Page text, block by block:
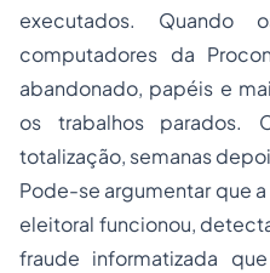
executados. Quando
computadores da
abandonado, papéis e
os trabalhos parados.
totalização, semanas
Pode-se argumentar que
eleitoral funcionou,
fraude informatizada